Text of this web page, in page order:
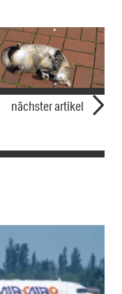
nächster artikel